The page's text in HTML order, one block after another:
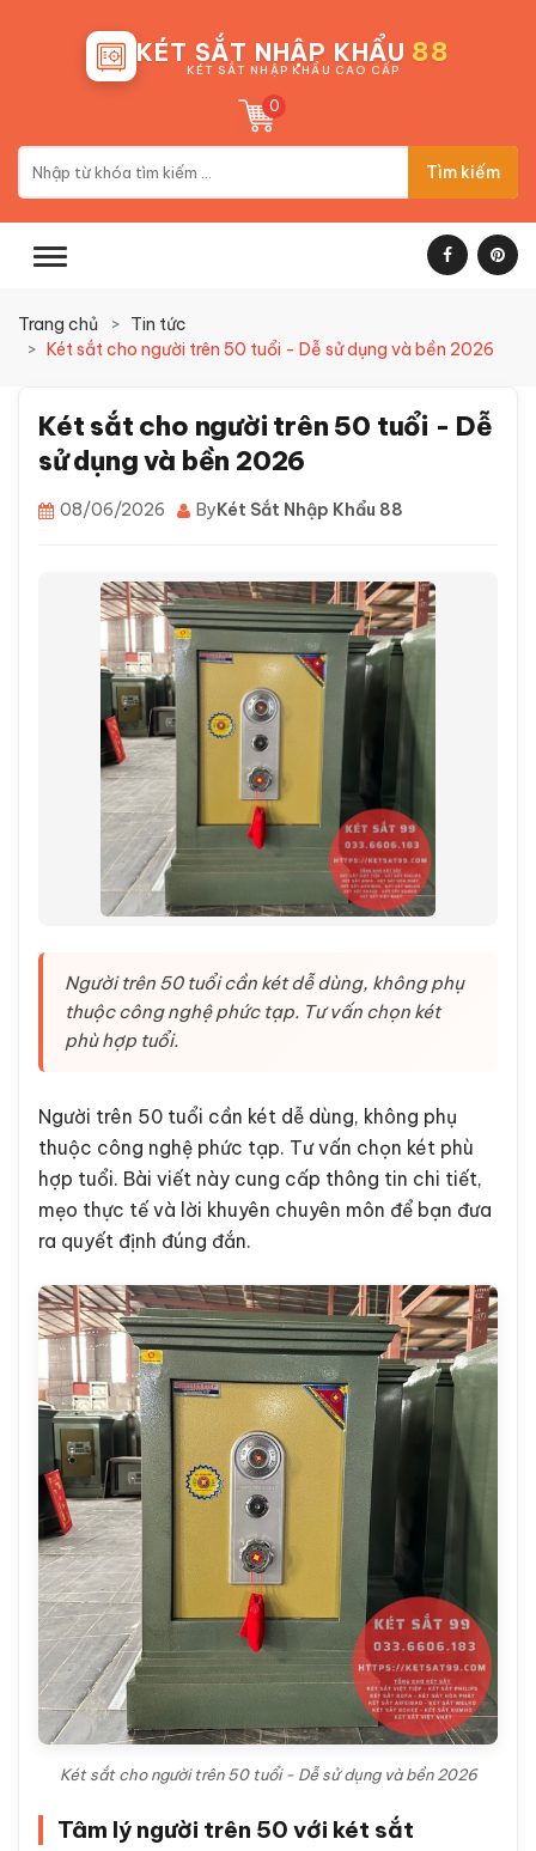
KÉT SẮT NHẬP KHẨU 88
KÉT SẮT NHẬP KHẨU CAO CẤP
0
Tìm kiếm
Trang chủ
Tin tức
Két sắt cho người trên 50 tuổi - Dễ sử dụng và bền 2026
Két sắt cho người trên 50 tuổi - Dễ
sử dụng và bền 2026
08/06/2026 ByKét Sắt Nhập Khẩu 88
Người trên 50 tuổi cần két dễ dùng, không phụ
thuộc công nghệ phức tạp. Tư vấn chọn két
phù hợp tuổi.
Người trên 50 tuổi cần két dễ dùng, không phụ
thuộc công nghệ phức tạp. Tư vấn chọn két phù
hợp tuổi. Bài viết này cung cấp thông tin chi tiết,
mẹo thực tế và lời khuyên chuyên môn để bạn đưa
ra quyết định đúng đắn.
Két sắt cho người trên 50 tuổi - Dễ sử dụng và bền 2026
Tâm lý người trên 50 với két sắt